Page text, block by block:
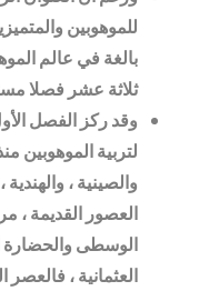
للموهوبين
بالغة في عالم
ثلاثة عشر فصلا
وقد ركز الفصل
لتربية الموهوبين
والصينية ،
العصور القديمة ،
الوسطى والحضارة
العثمانية ،